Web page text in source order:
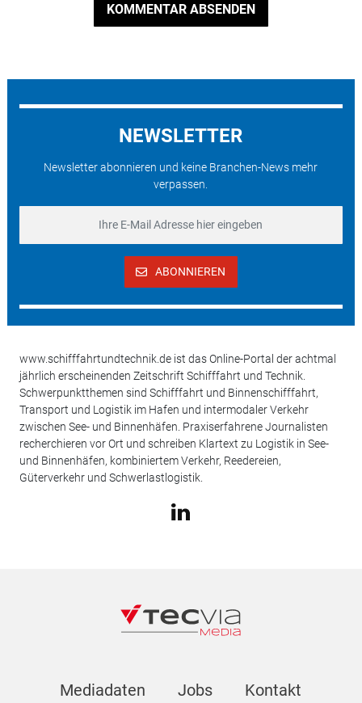
KOMMENTAR ABSENDEN
NEWSLETTER
Newsletter abonnieren und keine Branchen-News mehr
verpassen.
ABONNIEREN
www.schifffahrtundtechnik.de ist das Online-Portal der achtmal
jährlich erscheinenden Zeitschrift Schifffahrt und Technik.
Schwerpunktthemen sind Schifffahrt und Binnenschifffahrt,
Transport und Logistik im Hafen und intermodaler Verkehr
zwischen See- und Binnenhäfen. Praxiserfahrene Journalisten
recherchieren vor Ort und schreiben Klartext zu Logistik in See-
und Binnenhäfen, kombiniertem Verkehr, Reedereien,
Güterverkehr und Schwerlastlogistik.
Mediadaten Jobs Kontakt